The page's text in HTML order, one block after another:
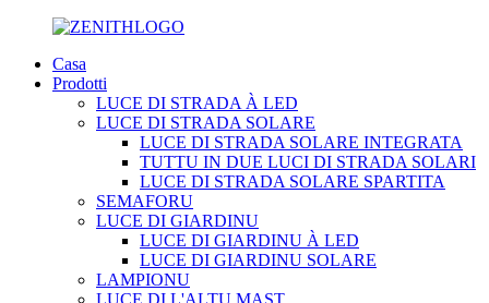
Casa
Prodotti
LUCE DI STRADA À LED
LUCE DI STRADA SOLARE
LUCE DI STRADA SOLARE INTEGRATA
TUTTU IN DUE LUCI DI STRADA SOLARI
LUCE DI STRADA SOLARE SPARTITA
SEMAFORU
LUCE DI GIARDINU
LUCE DI GIARDINU À LED
LUCE DI GIARDINU SOLARE
LAMPIONU
LUCE DI L'ALTU MAST